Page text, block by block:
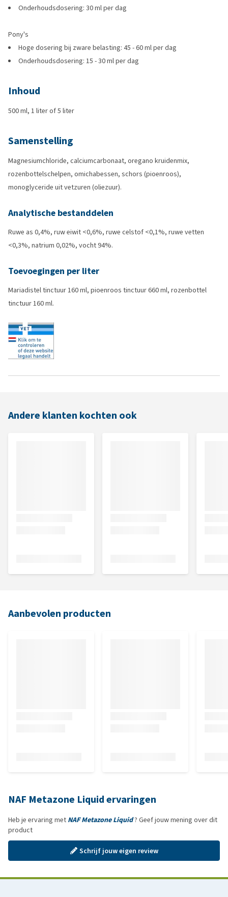
Onderhoudsdosering: 30 ml per dag
Pony's
Hoge dosering bij zware belasting: 45 - 60 ml per dag
Onderhoudsdosering: 15 - 30 ml per dag
Inhoud
500 ml, 1 liter of 5 liter
Samenstelling
Magnesiumchloride, calciumcarbonaat, oregano kruidenmix,
rozenbottelschelpen, omichabessen, schors (pioenroos),
monoglyceride uit vetzuren (oliezuur).
Analytische bestanddelen
Ruwe as 0,4%, ruw eiwit <0,6%, ruwe celstof <0,1%, ruwe vetten
<0,3%, natrium 0,02%, vocht 94%.
Toevoegingen per liter
Mariadistel tinctuur 160 ml, pioenroos tinctuur 660 ml, rozenbottel
tinctuur 160 ml.
Andere klanten kochten ook
Aanbevolen producten
NAF Metazone Liquid ervaringen
Heb je ervaring met NAF Metazone Liquid? Geef jouw mening over dit
product
Schrijf jouw eigen review